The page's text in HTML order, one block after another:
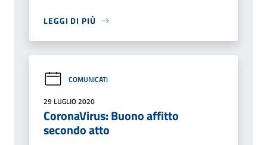
LEGGI DI PIÙ
COMUNICATI
29 LUGLIO 2020
CoronaVirus: Buono affitto
secondo atto